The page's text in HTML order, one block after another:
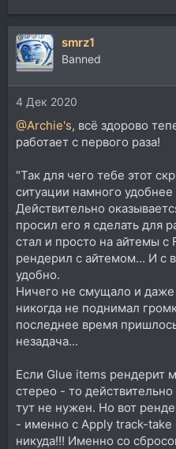
smrz1
Banned
4 Дек 2020
@Archie's, всё здорово
работает с первого раза!
"Так для чего тебе этот
ситуации намного
Действительно
просил его я сделать для
стал и просто на айтемы с
рендерил с айтемом... И с
удобно.
Ничего не смущало и
никогда не поднимал
последнее время
незадача...
Если Glue items рендерит
стерео - то
тут не нужен. Но вот
- именно с Apply track-take
никуда!!! Именно со